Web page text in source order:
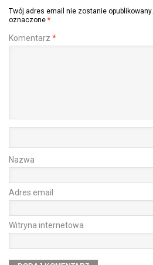
Twój adres email nie zostanie opublikowany.
oznaczone *
Komentarz *
Nazwa
Adres email
Witryna internetowa